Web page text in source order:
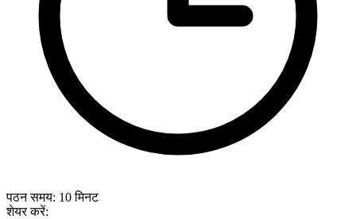
पठन समय: 10मिनट
शेयर करें: